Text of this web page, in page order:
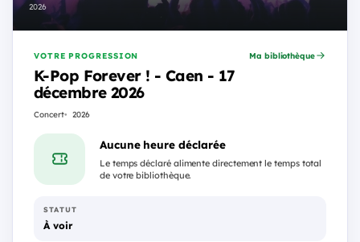
2026
VOTRE PROGRESSION
K-Pop Forever ! - Caen - 17
décembre 2026
Concert 2026
Ma bibliothèque
Aucune heure déclarée
Le temps déclaré alimente directement le temps total
de votre bibliothèque.
STATUT
À voir